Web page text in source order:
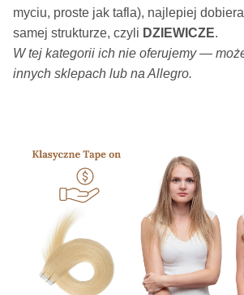
myciu, proste jak tafla), najlepiej
samej strukturze, czyli DZIEWICZE.
W tej kategorii ich nie oferujemy —
innych sklepach lub na Allegro.